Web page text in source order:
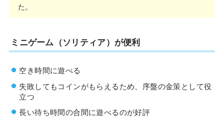
た。
ミニゲーム（ソリティア）が便利
空き時間に遊べる
失敗してもコインがもらえるため、序盤の金策として役
立つ
長い待ち時間の合間に遊べるのが好評